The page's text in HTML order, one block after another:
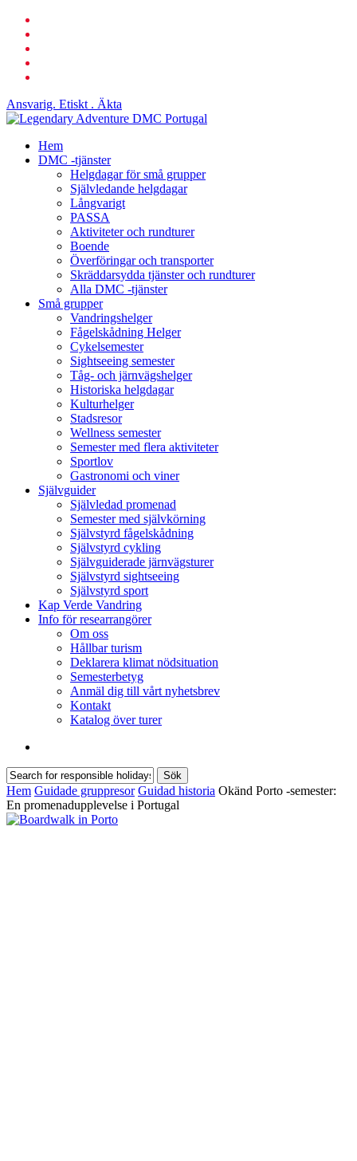
Hoppa
huvudinnehåll
Ansvarig. Etiskt . Äkta
Meny
Hem
DMC -tjänster
Helgdagar för små grupper
Självledande helgdagar
Långvarigt
PASSA
Aktiviteter och rundturer
Boende
Överföringar och transporter
Skräddarsydda tjänster och rundturer
Alla DMC -tjänster
Små grupper
Vandringshelger
Fågelskådning Helger
Cykelsemester
Sightseeing semester
Tåg- och järnvägshelger
Historiska helgdagar
Kulturhelger
Stadsresor
Wellness semester
Semester med flera aktiviteter
Sportlov
Gastronomi och viner
Självguider
Självledad promenad
Semester med självkörning
Självstyrd fågelskådning
Självstyrd cykling
Självguiderade järnvägsturer
Självstyrd sightseeing
Självstyrd sport
Kap Verde Vandring
Info för researrangörer
Om oss
Hållbar turism
Deklarera klimat nödsituation
Semesterbetyg
Anmäl dig till vårt nyhetsbrev
Kontakt
Katalog över turer
Sök
Stäng
sökning
Hem Guidade gruppresor Guidad historia Okänd Porto -semester:
En promenadupplevelse i Portugal